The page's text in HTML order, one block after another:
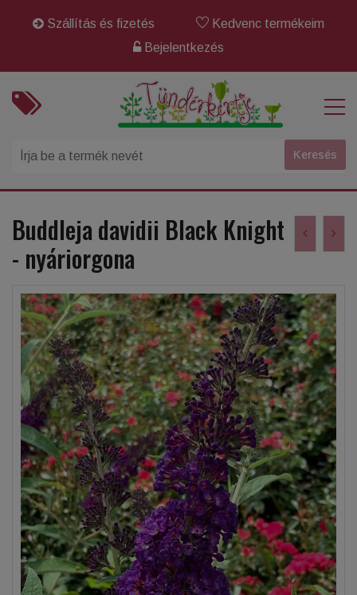
Szállítás és fizetés
Kedvenc termékeim
Bejelentkezés
Buddleja davidii Black Knight
- nyáriorgona